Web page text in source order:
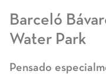
Barceló
Water Park
Pensado